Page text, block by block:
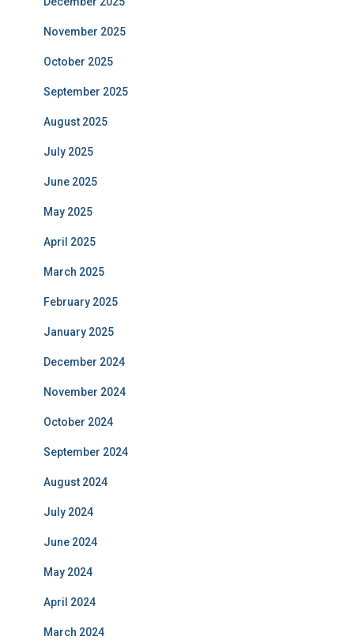
November 2025
October 2025
September 2025
August 2025
July 2025
June 2025
May 2025
April 2025
March 2025
February 2025
January 2025
December 2024
November 2024
October 2024
September 2024
August 2024
July 2024
June 2024
May 2024
April 2024
March 2024